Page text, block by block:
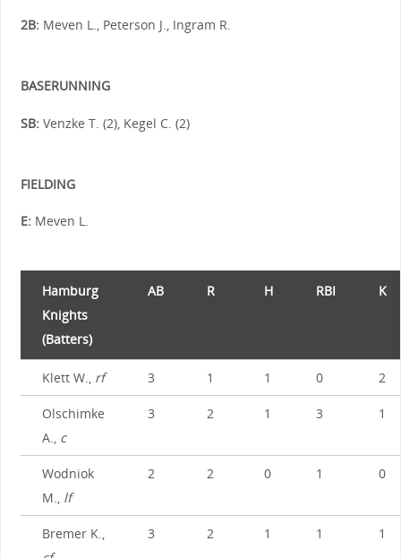
2B:Meven L., Peterson J., Ingram R.
BASERUNNING
SB:Venzke T. (2), Kegel C. (2)
FIELDING
E:Meven L.
Hamburg
Knights
(Batters)
AB R H RBI K
Klett W., rf 3 1 1 0 2
Olschimke
A., c
3 2 1 3 1
Wodniok
M., lf
2 2 0 1 0
Bremer K.,
3 2 1 1 1